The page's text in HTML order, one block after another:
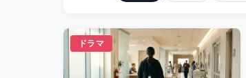
ドラマ